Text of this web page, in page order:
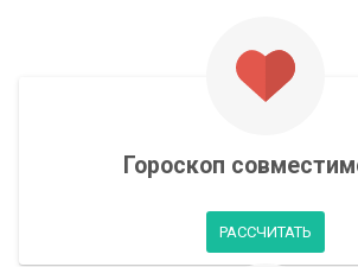
Гороскоп
РАССЧИТАТЬ